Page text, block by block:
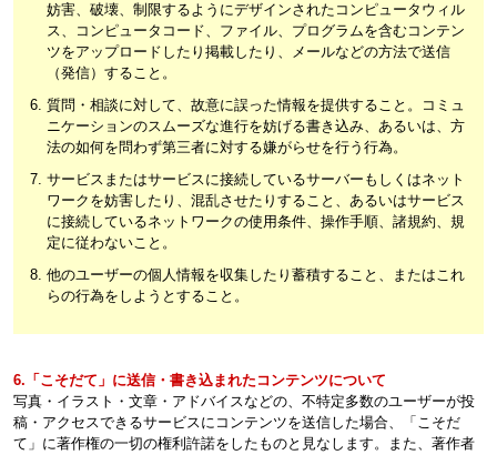
妨害、破壊、制限するようにデザインされたコンピュータウィル
ス、コンピュータコード、ファイル、プログラムを含むコンテン
ツをアップロードしたり掲載したり、メールなどの方法で送信
（発信）すること。
質問・相談に対して、故意に誤った情報を提供すること。コミュ
ニケーションのスムーズな進行を妨げる書き込み、あるいは、方
法の如何を問わず第三者に対する嫌がらせを行う行為。
サービスまたはサービスに接続しているサーバーもしくはネット
ワークを妨害したり、混乱させたりすること、あるいはサービス
に接続しているネットワークの使用条件、操作手順、諸規約、規
定に従わないこと。
他のユーザーの個人情報を収集したり蓄積すること、またはこれ
らの行為をしようとすること。
6.「こそだて」に送信・書き込まれたコンテンツについて
写真・イラスト・文章・アドバイスなどの、不特定多数のユーザーが投
稿・アクセスできるサービスにコンテンツを送信した場合、「こそだ
て」に著作権の一切の権利許諾をしたものと見なします。また、著作者